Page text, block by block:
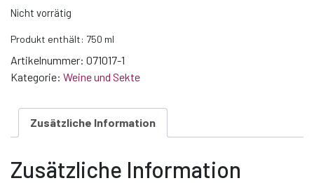
Nicht vorrätig
Produkt enthält: 750 ml
Artikelnummer: 071017-1
Kategorie: Weine und Sekte
Zusätzliche Information
Zusätzliche Information